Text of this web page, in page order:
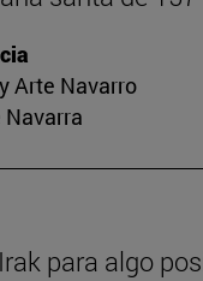
Arte Navarro
Navarra
para algo